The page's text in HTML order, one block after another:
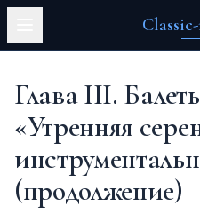
Глава III.
«Утренняя
(продолжение)